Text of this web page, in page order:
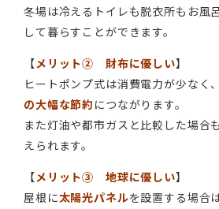
冬場は冷えるトイレも脱衣所もお風
して暮らすことができます。
【メリット② 財布に優しい】
ヒートポンプ式は消費電力が少なく
の大幅な節約 につながります。
また灯油や都市ガスと比較した場合
えられます。
【メリット③ 地球に優しい】
屋根に太陽光パネルを設置する場合